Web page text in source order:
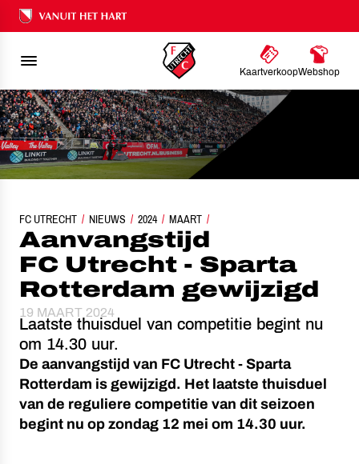
Ons nalatenschap
KaartverkoopWebshop
FC UTRECHT NIEUWS 2024 MAART
AANVANGSTIJD FC UTRECHT - SPARTA ROTTERDAM GEWIJZIGD
Aanvangstijd
FC Utrecht - Sparta
Rotterdam gewijzigd
19 MAART 2024
Laatste thuisduel van competitie begint nu
om 14.30 uur.
De aanvangstijd van FC Utrecht - Sparta
Rotterdam is gewijzigd. Het laatste thuisduel
van de reguliere competitie van dit seizoen
begint nu op zondag 12 mei om 14.30 uur.